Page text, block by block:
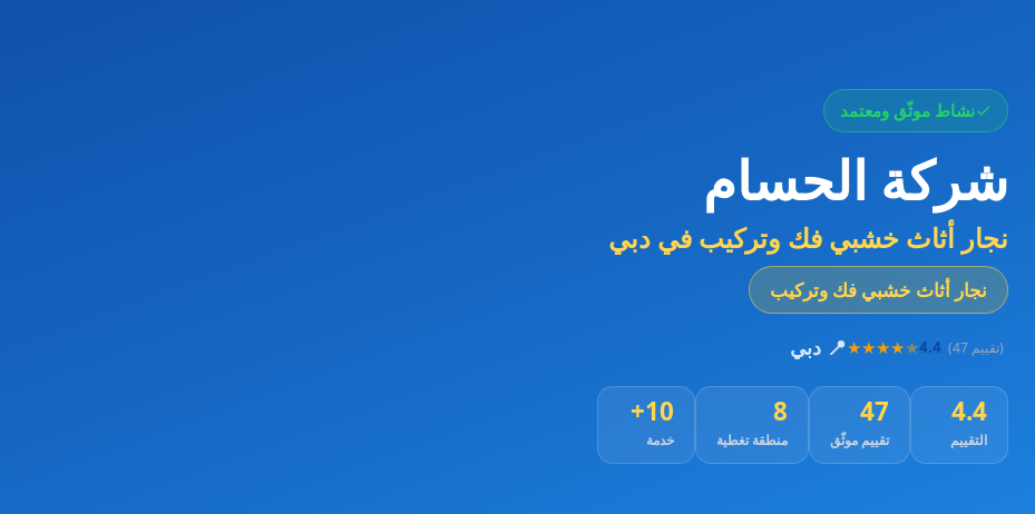
نشاط موثّق ومعتمد
شركة الحسام
نجار أثاث خشبي فك وتركيب في دبي
نجار أثاث خشبي فك وتركيب
★★★★★4.4 (47 تقييم) 📍 دبي
4.4
التقييم
47
تقييم موثّق
8
منطقة تغطية
10+
خدمة